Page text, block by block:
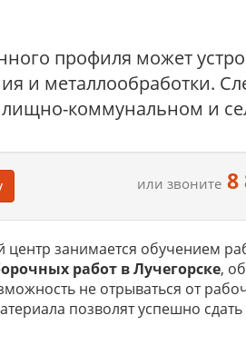
профиля может
и металлообработки.
коммунальном и
или звоните 8
занимается обучением
работ в Лучегорске,
не отрываться от
позволят успешно